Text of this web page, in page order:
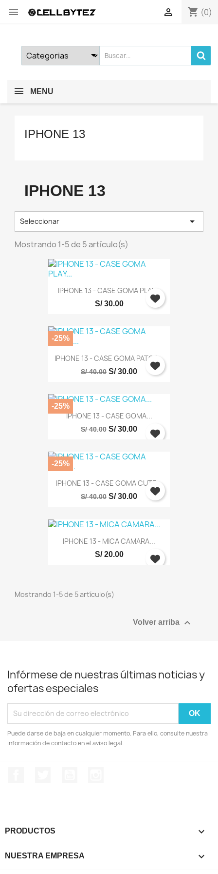
 shopping_cart (0)

MENU
IPHONE 13
IPHONE 13
Seleccionar 
Mostrando 1-5 de 5 artículo(s)
IPHONE 13 - CASE GOMA PLAY...
S/ 30.00
IPHONE 13 - CASE GOMA PATOS...
S/ 40.00 S/ 30.00
-25%
IPHONE 13 - CASE GOMA...
S/ 40.00 S/ 30.00
-25%
IPHONE 13 - CASE GOMA CUTE...
S/ 40.00 S/ 30.00
-25%
IPHONE 13 - MICA CAMARA...
S/ 20.00
Mostrando 1-5 de 5 artículo(s)
Volver arriba 
Infórmese de nuestras últimas noticias y
ofertas especiales
Puede darse de baja en cualquier momento. Para ello, consulte nuestra
información de contacto en el aviso legal.
PRODUCTOS 
NUESTRA EMPRESA 
Iniciar sesión
Debe iniciar sesión para guardar productos en su
lista de deseos.